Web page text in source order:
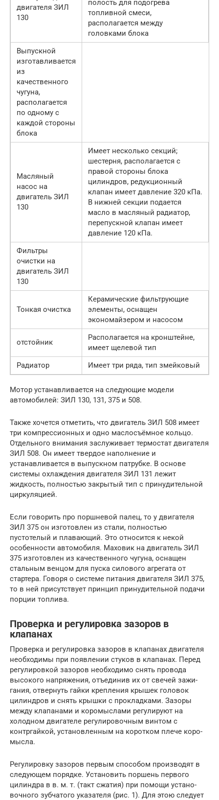
двигателя ЗИЛ
130
полость для подогрева
топливной смеси,
располагается между
головками блока
Выпускной
изготавливается
из
качественного
чугуна,
располагается
по одному с
каждой стороны
блока
Масляный
насос на
двигатель ЗИЛ
130
Имеет несколько секций;
шестерня, располагается с
правой стороны блока
цилиндров, редукционный
клапан имеет давление 320 кПа.
В нижней секции подается
масло в масляный радиатор,
перепускной клапан имеет
давление 120 кПа.
Фильтры
очистки на
двигатель ЗИЛ
130
Тонкая очистка
Керамические фильтрующие
элементы, оснащен
экономайзером и насосом
отстойник
Располагается на кронштейне,
имеет щелевой тип
Радиатор
Имеет три ряда, тип змейковый
Мотор устанавливается на следующие модели
автомобилей: ЗИЛ 130, 131, 375 и 508.
Также хочется отметить, что двигатель ЗИЛ 508 имеет
три компрессионных и одно маслосъёмное кольцо.
Отдельного внимания заслуживает термостат двигателя
ЗИЛ 508. Он имеет твердое наполнение и
устанавливается в выпускном патрубке. В основе
системы охлаждения двигателя ЗИЛ 131 лежит
жидкость, полностью закрытый тип с принудительной
циркуляцией.
Если говорить про поршневой палец, то у двигателя
ЗИЛ 375 он изготовлен из стали, полностью
пустотелый и плавающий. Это относится к некой
особенности автомобиля. Маховик на двигатель ЗИЛ
375 изготовлен из качественного чугуна, оснащен
стальным венцом для пуска силового агрегата от
стартера. Говоря о системе питания двигателя ЗИЛ 375,
то в ней присутствует принцип принудительной подачи
порции топлива.
Проверка и регулировка зазоров в
клапанах
Проверка и регулировка зазоров в клапа­нах двигателя
необходимы при появлении стуков в клапанах. Перед
регулировкой за­зоров необходимо снять провода
высокого напряжения, отъединив их от свечей зажи­
гания, отвернуть гайки крепления крышек головок
цилиндров и снять крышки с про­кладками. Зазоры
между клапанами и ко­ромыслами регулируют на
холодном двига­теле регулировочным винтом с
контргайкой, установленным на коротком плече коро­
мысла.
Регулировку зазоров первым спосо­бом производят в
следующем порядке. Установить поршень первого
цилиндра в в. м. т. (такт сжатия) при помощи устано­
вочного зубчатого указателя (рис. 1). Для этою следует